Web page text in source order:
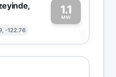
-122.76
1.1
MW1